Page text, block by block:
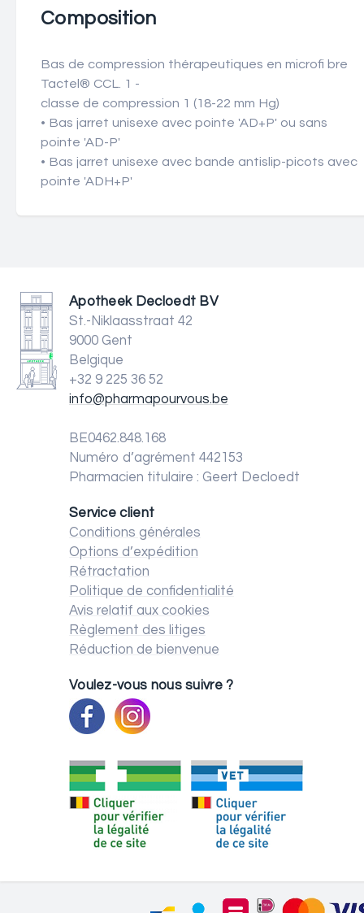
Composition
Bas de compression thérapeutiques en microfi bre
Tactel® CCL. 1 -
classe de compression 1 (18-22 mm Hg)
• Bas jarret unisexe avec pointe 'AD+P' ou sans
pointe 'AD-P'
• Bas jarret unisexe avec bande antislip-picots avec
pointe 'ADH+P'
Apotheek Decloedt BV
St.-Niklaasstraat 42
9000 Gent
Belgique
+32 9 225 36 52
info@pharmapourvous.be
BE0462.848.168
Numéro d’agrément 442153
Pharmacien titulaire : Geert Decloedt
Service client
Conditions générales
Options d’expédition
Rétractation
Politique de confidentialité
Avis relatif aux cookies
Règlement des litiges
Réduction de bienvenue
Voulez-vous nous suivre ?